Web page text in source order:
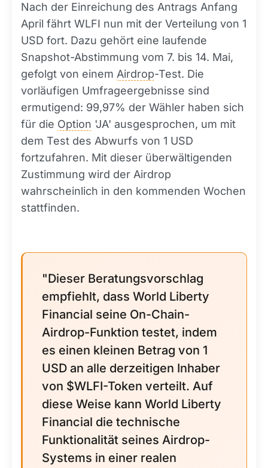
Nach der Einreichung des Antrags Anfang
April fährt WLFI nun mit der Verteilung von 1
USD fort. Dazu gehört eine laufende
Snapshot-Abstimmung vom 7. bis 14. Mai,
gefolgt von einem Airdrop-Test. Die
vorläufigen Umfrageergebnisse sind
ermutigend: 99,97% der Wähler haben sich
für die Option 'JA' ausgesprochen, um mit
dem Test des Abwurfs von 1 USD
fortzufahren. Mit dieser überwältigenden
Zustimmung wird der Airdrop
wahrscheinlich in den kommenden Wochen
stattfinden.
"Dieser Beratungsvorschlag
empfiehlt, dass World Liberty
Financial seine On-Chain-
Airdrop-Funktion testet, indem
es einen kleinen Betrag von 1
USD an alle derzeitigen Inhaber
von $WLFI-Token verteilt. Auf
diese Weise kann World Liberty
Financial die technische
Funktionalität seines Airdrop-
Systems in einer realen